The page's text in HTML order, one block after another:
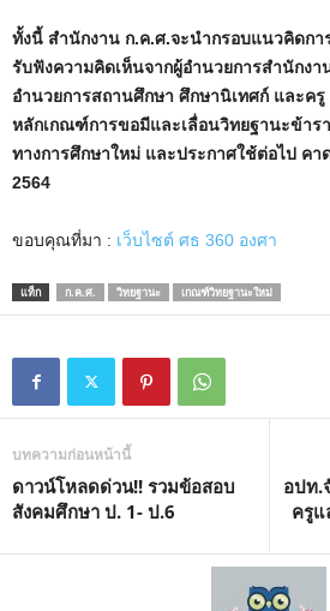
ทั้งนี้ สำนักงาน ก.ค.ศ.จะนำกรอบแนวคิดกา
รับฟังความคิดเห็นจากผู้อำนวยการสำนักง
อำนวยการสถานศึกษา ศึกษานิเทศก์ และค
หลักเกณฑ์การขอมีและเลื่อนวิทยฐานะข้าร
ทางการศึกษาใหม่ และประกาศใช้ต่อไป ค
2564
ขอบคุณที่มา : เว็บไซต์ ศธ 360 องศา
แท็ก ก.ค.ศ. วิทยฐานะ เกณฑ์วิทยฐานะใหม่
บทความก่อนหน้านี้
ดาวน์โหลดด่วน!! รวมข้อสอบ
สังคมศึกษา ป. 1- ป.6
อปท.
ครูแ